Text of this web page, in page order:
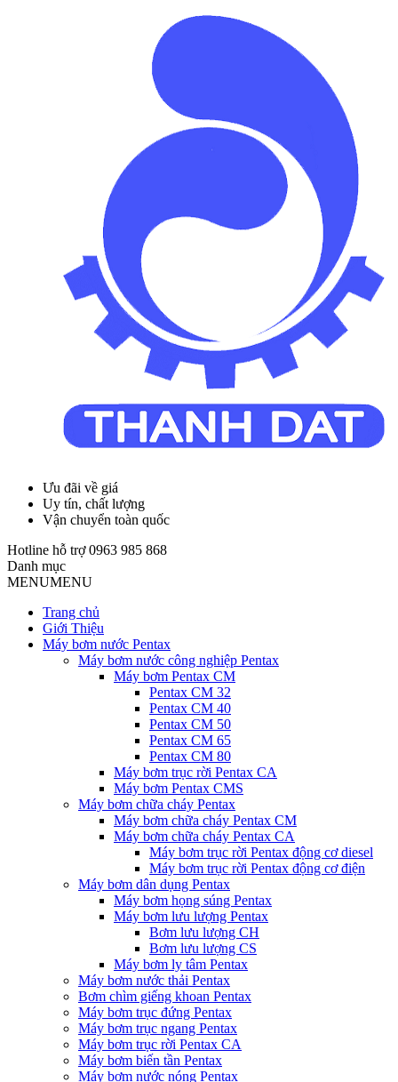
Ưu đãi về giá
Uy tín, chất lượng
Vận chuyển toàn quốc
Hotline hỗ trợ 0963 985 868
Danh mục
MENUMENU
Trang chủ
Giới Thiệu
Máy bơm nước Pentax
Máy bơm nước công nghiệp Pentax
Máy bơm Pentax CM
Pentax CM 32
Pentax CM 40
Pentax CM 50
Pentax CM 65
Pentax CM 80
Máy bơm trục rời Pentax CA
Máy bơm Pentax CMS
Máy bơm chữa cháy Pentax
Máy bơm chữa cháy Pentax CM
Máy bơm chữa cháy Pentax CA
Máy bơm trục rời Pentax động cơ diesel
Máy bơm trục rời Pentax động cơ điện
Máy bơm dân dụng Pentax
Máy bơm họng súng Pentax
Máy bơm lưu lượng Pentax
Bơm lưu lượng CH
Bơm lưu lượng CS
Máy bơm ly tâm Pentax
Máy bơm nước thải Pentax
Bơm chìm giếng khoan Pentax
Máy bơm trục đứng Pentax
Máy bơm trục ngang Pentax
Máy bơm trục rời Pentax CA
Máy bơm biến tần Pentax
Máy bơm nước nóng Pentax